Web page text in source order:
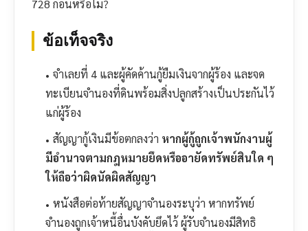
728 ก่อนหรือไม่?
ข้อเท็จจริง
จำเลยที่ 4 และผู้คัดค้านกู้ยืมเงินจากผู้ร้อง และจด
ทะเบียนจำนองที่ดินพร้อมสิ่งปลูกสร้างเป็นประกันไว้
แก่ผู้ร้อง
สัญญากู้เงินมีข้อตกลงว่า หากผู้กู้ถูกเจ้าพนักงานผู้
มีอำนาจตามกฎหมายยึดหรืออายัดทรัพย์สินใด ๆ
ให้ถือว่าผิดนัดผิดสัญญา
หนังสือต่อท้ายสัญญาจำนองระบุว่า หากทรัพย์
จำนองถูกเจ้าหนี้อื่นบังคับยึดไว้ ผู้รับจำนองมีสิทธิ